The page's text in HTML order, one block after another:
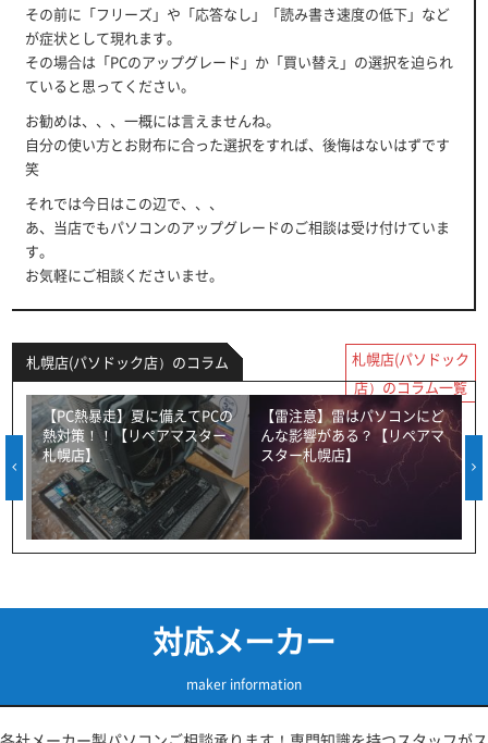
その前に「フリーズ」や「応答なし」「読み書き速度の低下」など
が症状として現れます。
その場合は「PCのアップグレード」か「買い替え」の選択を迫られ
ていると思ってください。
お勧めは、、、一概には言えませんね。
自分の使い方とお財布に合った選択をすれば、後悔はないはずです
笑
それでは今日はこの辺で、、、
あ、当店でもパソコンのアップグレードのご相談は受け付けていま
す。
お気軽にご相談くださいませ。
札幌店(パソドック店）のコラム
札幌店(パソドック
店）のコラム一覧
【PC熱暴走】夏に備えてPCの
熱対策！！【リペアマスター
札幌店】
【雷注意】雷はパソコンにど
んな影響がある？【リペアマ
スター札幌店】
対応メーカー
maker information